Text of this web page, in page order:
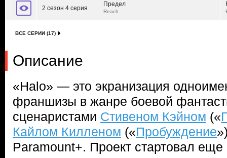
2 сезон 4 серия
Предел
Reach
ВСЕ СЕРИИ (17)
Описание
«Halo» — это экранизация
франшизы в жанре боевой
сценаристами Стивеном Кэйном («
Кайлом Килленом («Пробуждение
Paramount+. Проект стартовал еще